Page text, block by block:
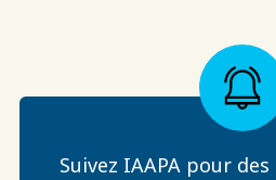
Suivez IAAPA pour